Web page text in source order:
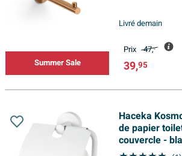
Summer Sale
Livré demain
Prix 47,-
39,95
Haceka
de papier
couvercle -